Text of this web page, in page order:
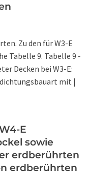
Zu den für W3-E
Tabelle 9. Tabelle 9 -
Decken bei W3-E:
mit |
E
sowie
erdberührten
erdberührten